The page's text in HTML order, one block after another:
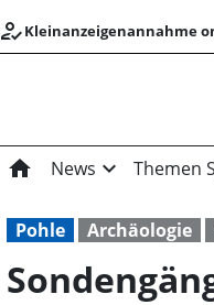
how_to_regKleinanzeigenannahme
home News expand_more Themen
Pohle Archäologie